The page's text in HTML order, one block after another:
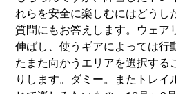
れらを安全に楽しむにはどうし
質問にもお答えします。ウェア
伸ばし、使うギアによっては行
たまた向かうエリアを選択する
りします。ダミー。またトレイ